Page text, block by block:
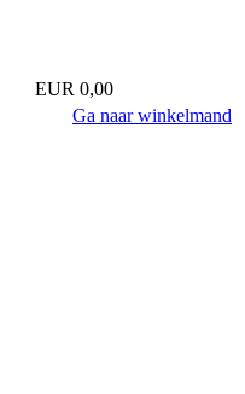
EUR 0,00
Ga naar winkelmand